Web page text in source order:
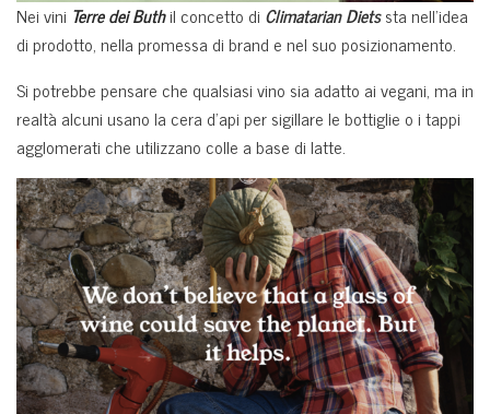
Nei vini Terre dei Buthil concetto di Climatarian Dietssta nell’idea
di prodotto, nella promessa di brand e nel suo posizionamento.
Si potrebbe pensare che qualsiasi vino sia adatto ai vegani, ma in
realtà alcuni usano la cera d’api per sigillare le bottiglie o i tappi
agglomerati che utilizzano colle a base di latte.